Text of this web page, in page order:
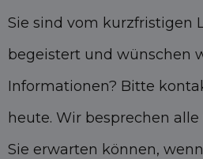
Sie sind vom kurzfristigen
begeistert und wünschen
Informationen? Bitte
heute. Wir besprechen
Sie erwarten können,